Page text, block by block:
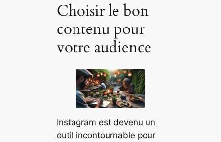
Choisir le bon
contenu pour
votre audience
Instagram est devenu un
outil incontournable pour